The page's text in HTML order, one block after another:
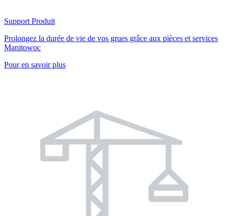
Support Produit
Prolongez la durée de vie de vos grues grâce aux pièces et services
Manitowoc
Pour en savoir plus